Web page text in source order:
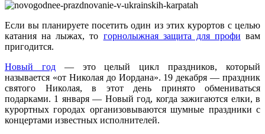
Если вы планируете посетить один из этих курортов с целью
катания на лыжах, то горнолыжная защита для профи вам
пригодится.
Новый год— это целый цикл праздников, который
называется «от Николая до Иордана». 19 декабря — праздник
святого Николая, в этот день принято обмениваться
подарками. 1 января — Новый год, когда зажигаются елки, в
курортных городах организовываются шумные праздники с
концертами известных исполнителей.